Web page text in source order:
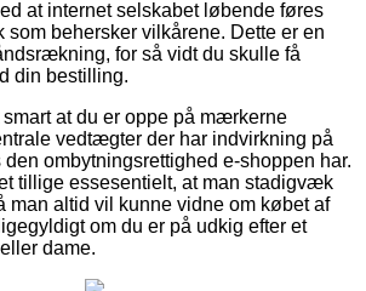
at internet selskabet løbende føres
som behersker vilkårene. Dette er en
for så vidt du skulle få
din bestilling.
at du er oppe på mærkerne
vedtægter der har indvirkning på
ombytningsrettighed e-shoppen har.
tillige essesentielt, at man stadigvæk
man altid vil kunne vidne om købet af
om du er på udkig efter et
dame.